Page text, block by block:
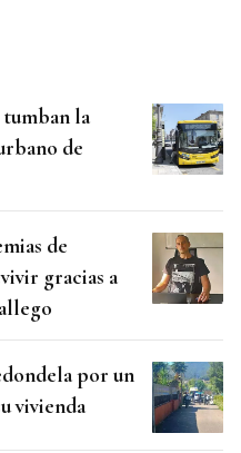
tumban la
de
de
gracias a
por un
vivienda